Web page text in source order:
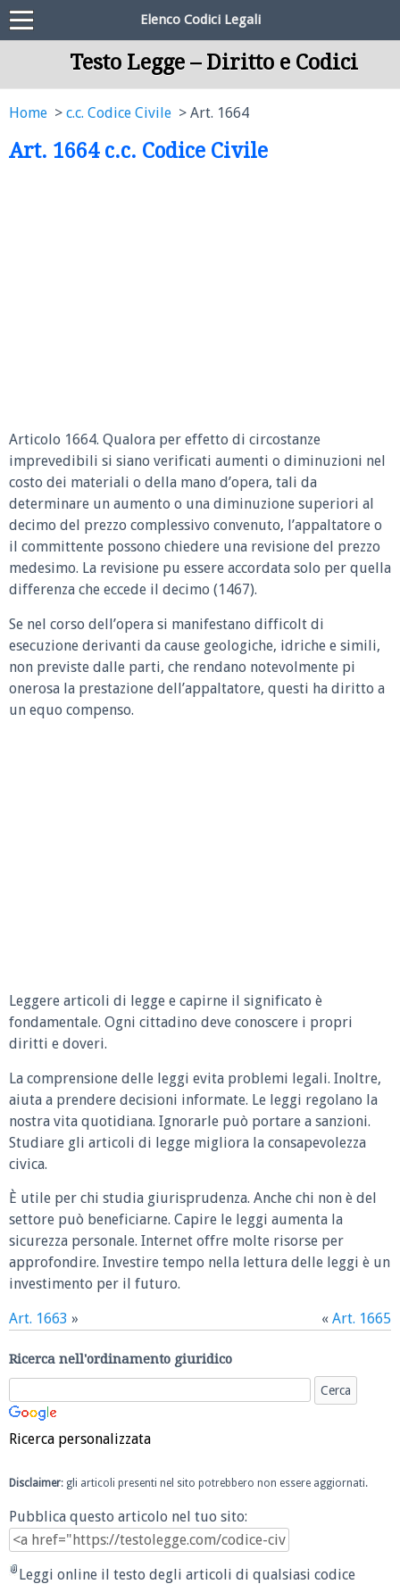
Elenco Codici Legali
Testo Legge – Diritto e Codici
Home c.c. Codice Civile Art. 1664
Art. 1664 c.c. Codice Civile
Articolo 1664. Qualora per effetto di circostanze
imprevedibili si siano verificati aumenti o diminuzioni nel
costo dei materiali o della mano d’opera, tali da
determinare un aumento o una diminuzione superiori al
decimo del prezzo complessivo convenuto, l’appaltatore o
il committente possono chiedere una revisione del prezzo
medesimo. La revisione pu essere accordata solo per quella
differenza che eccede il decimo (1467).
Se nel corso dell’opera si manifestano difficolt di
esecuzione derivanti da cause geologiche, idriche e simili,
non previste dalle parti, che rendano notevolmente pi
onerosa la prestazione dell’appaltatore, questi ha diritto a
un equo compenso.
Leggere articoli di legge e capirne il significato è
fondamentale. Ogni cittadino deve conoscere i propri
diritti e doveri.
La comprensione delle leggi evita problemi legali. Inoltre,
aiuta a prendere decisioni informate. Le leggi regolano la
nostra vita quotidiana. Ignorarle può portare a sanzioni.
Studiare gli articoli di legge migliora la consapevolezza
civica.
È utile per chi studia giurisprudenza. Anche chi non è del
settore può beneficiarne. Capire le leggi aumenta la
sicurezza personale. Internet offre molte risorse per
approfondire. Investire tempo nella lettura delle leggi è un
investimento per il futuro.
Art. 1663 » « Art. 1665
Ricerca nell'ordinamento giuridico
Ricerca personalizzata
Disclaimer: gli articoli presenti nel sito potrebbero non essere aggiornati.
Pubblica questo articolo nel tuo sito:
Leggi online il testo degli articoli di qualsiasi codice